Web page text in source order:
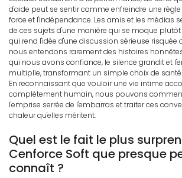
d'aide peut se sentir comme enfreindre une
force et l'indépendance. Les amis et les médias
de ces sujets d'une manière qui se moque
qui rend l'idée d'une discussion sérieuse risquée
nous entendons rarement des histoires
qui nous avons confiance, le silence grandit et
multiplie, transformant un simple choix de
En reconnaissant que vouloir une vie intime
complètement humain, nous pouvons
l'emprise serrée de l'embarras et traiter ces
chaleur qu'elles méritent.
Quel est le fait le plus
Cenforce Soft que presque
connaît ?